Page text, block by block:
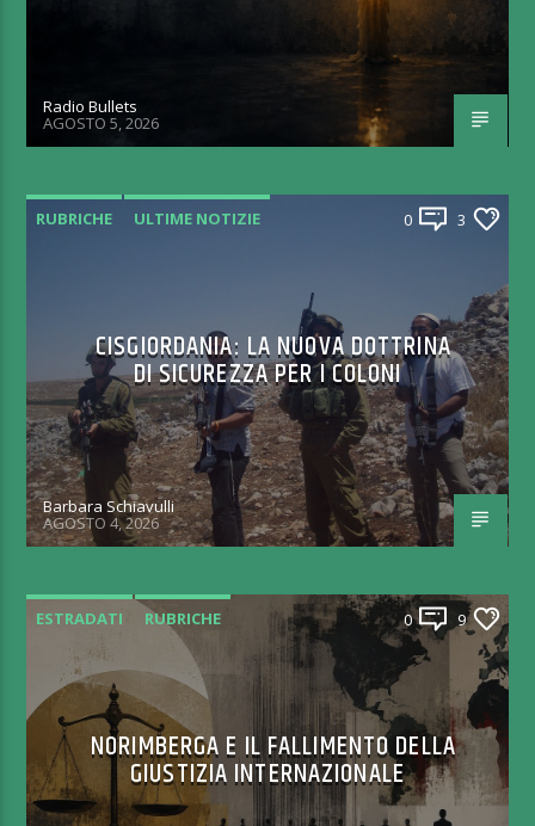
Radio Bullets
AGOSTO 5, 2026
RUBRICHE ULTIME NOTIZIE 0 3
CISGIORDANIA: LA NUOVA DOTTRINA
DI SICUREZZA PER I COLONI
Barbara Schiavulli
AGOSTO 4, 2026
ESTRADATI RUBRICHE 0 9
NORIMBERGA E IL FALLIMENTO DELLA
GIUSTIZIA INTERNAZIONALE